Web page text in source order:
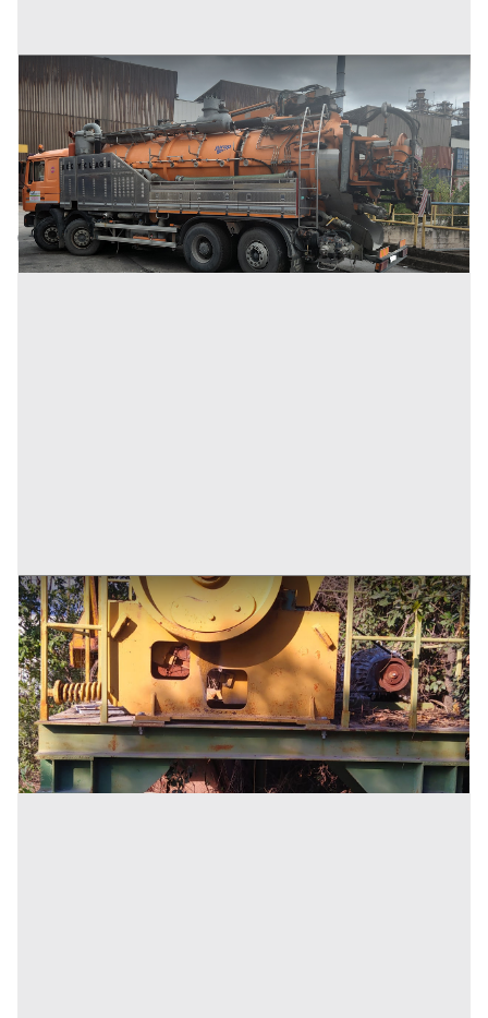
Autocarro MAN con impianto di riciclo
Inserito il: 24/10/2023
Terni (Terni)
Annuncio scaduto
Prezzo
110.000 €
Codice annuncio:1649287125
Impianto di frantumazione Lorev 600/350
Inserito il: 13/04/2023
Verona (Verona)
Annuncio scaduto
Prezzo
15.000 €
Codice annuncio:638010032